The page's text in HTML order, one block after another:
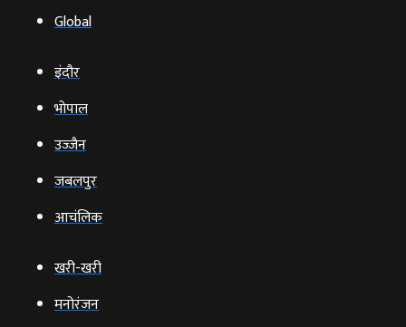
Global
इंदौर
भोपाल
उज्‍जैन
जबलपुर
आचंलिक
खरी-खरी
मनोरंजन